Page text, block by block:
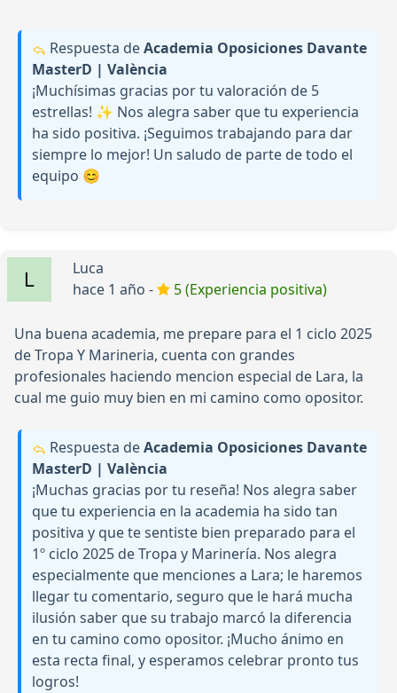
Respuesta deAcademia Oposiciones Davante
MasterD | València
¡Muchísimas gracias por tu valoración de 5
estrellas! ✨ Nos alegra saber que tu experiencia
ha sido positiva. ¡Seguimos trabajando para dar
siempre lo mejor! Un saludo de parte de todo el
equipo 😊
Luca
hace 1 año -
5 (Experiencia positiva)
Una buena academia, me prepare para el 1 ciclo 2025
de Tropa Y Marineria, cuenta con grandes
profesionales haciendo mencion especial de Lara, la
cual me guio muy bien en mi camino como opositor.
Respuesta deAcademia Oposiciones Davante
MasterD | València
¡Muchas gracias por tu reseña! Nos alegra saber
que tu experiencia en la academia ha sido tan
positiva y que te sentiste bien preparado para el
1º ciclo 2025 de Tropa y Marinería. Nos alegra
especialmente que menciones a Lara; le haremos
llegar tu comentario, seguro que le hará mucha
ilusión saber que su trabajo marcó la diferencia
en tu camino como opositor. ¡Mucho ánimo en
esta recta final, y esperamos celebrar pronto tus
logros!